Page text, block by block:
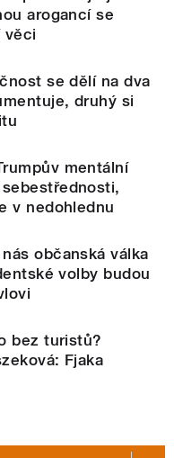
arogancí se
věci
se dělí na dva
druhý si
mentální
v nedohlednu
občanská válka
volby budou
bez turistů?
Fjaka